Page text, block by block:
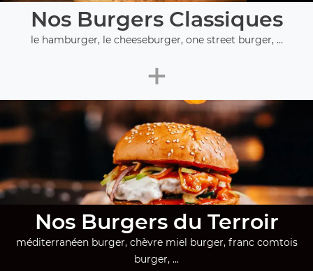
Nos Burgers Classiques
le hamburger, le cheeseburger, one street burger, ...
+
Nos Burgers du Terroir
méditerranéen burger, chèvre miel burger, franc comtois
burger, ...